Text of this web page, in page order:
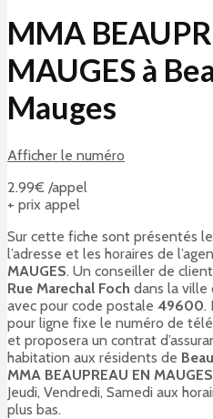
MMA
MAUGES à
Mauges
Afficher le numéro
2.99€ /appel
+ prix appel
Sur cette fiche sont présentés
l’adresse et les horaires de
MAUGES. Un conseiller de
Rue Marechal Foch dans la ville
avec pour code postale 49600.
pour ligne fixe le numéro de
et proposera un contrat
habitation aux résidents de
MMA BEAUPREAU EN MAUGES
Jeudi, Vendredi, Samedi aux
plus bas.